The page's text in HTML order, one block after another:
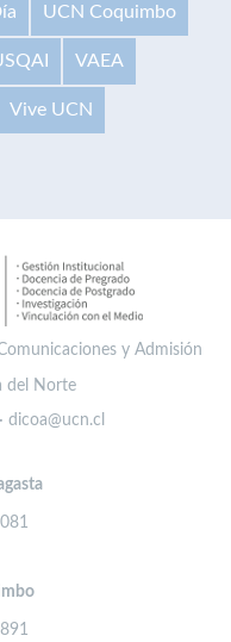
UCN Coquimbo
VAEA
Vive UCN
y Admisión
del Norte
dicoa@ucn.cl